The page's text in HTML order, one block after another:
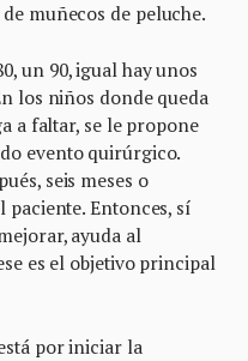
muñecos de peluche.
un 90, igual hay unos
los niños donde queda
a faltar, se le propone
evento quirúrgico.
seis meses o
paciente. Entonces, sí
ayuda al
es el objetivo principal
por iniciar la